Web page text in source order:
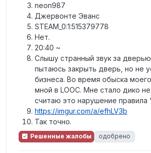
neon987
Джервонте Эванс
STEAM_0:1:515379778
Нет.
20:40 ~
Слышу странный звук за
пытаюсь закрыть дверь, но не
бизнеса. Во время обыска
мной в LOOC. Мне стало дико
считаю это нарушение правила
https://imgur.com/a/efhLV3b
Так точно.
Решенные жалобы одобрено